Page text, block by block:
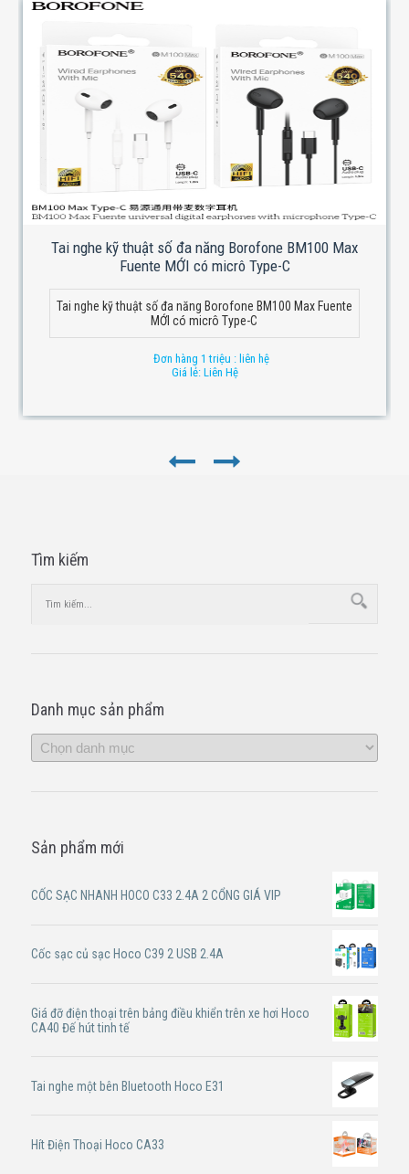
Tai nghe kỹ thuật số đa năng Borofone BM100 Max
Fuente MỚI có micrô Type-C
Tai nghe kỹ thuật số đa năng Borofone BM100 Max Fuente
MỚI có micrô Type-C
Đơn hàng 1 triệu : liên hệ
Giá lẻ: Liên Hệ
Tìm kiếm
Danh mục sản phẩm
Sản phẩm mới
CỐC SẠC NHANH HOCO C33 2.4A 2 CỔNG GIÁ VIP
Cốc sạc củ sạc Hoco C39 2 USB 2.4A
Giá đỡ điện thoại trên bảng điều khiển trên xe hơi Hoco
CA40 Đế hút tinh tế
Tai nghe một bên Bluetooth Hoco E31
Hít Điện Thoại Hoco CA33